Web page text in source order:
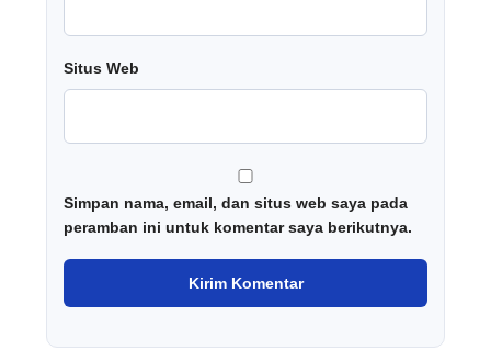
Situs Web
Simpan nama, email, dan situs web saya pada
peramban ini untuk komentar saya berikutnya.